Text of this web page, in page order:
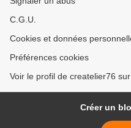
C.G.U.
Cookies et données
Préférences cookies
Voir le profil de createlier76
Créer un